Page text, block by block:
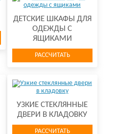
ДЕТСКИЕ ШКАФЫ ДЛЯ
ОДЕЖДЫ С
ЯЩИКАМИ
РАССЧИТАТЬ
УЗКИЕ СТЕКЛЯННЫЕ
ДВЕРИ В КЛАДОВКУ
РАССЧИТАТЬ